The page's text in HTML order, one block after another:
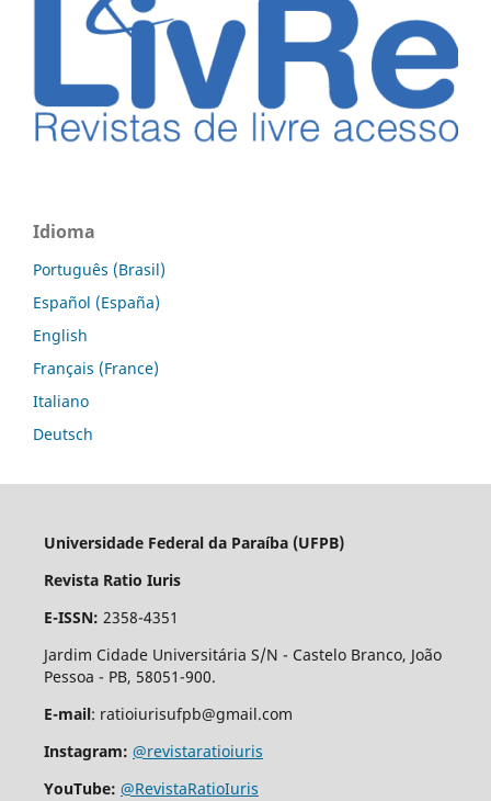
Idioma
Português (Brasil)
Español (España)
English
Français (France)
Italiano
Deutsch
Universidade Federal da Paraíba (UFPB)
Revista Ratio Iuris
E-ISSN: 2358-4351
Jardim Cidade Universitária S/N - Castelo Branco, João
Pessoa - PB, 58051-900.
E-mail: ratioiurisufpb@gmail.com
Instagram: @revistaratioiuris
YouTube: @RevistaRatioIuris